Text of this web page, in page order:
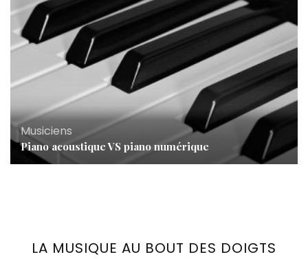
Musiciens
Piano acoustique VS piano numérique
LA MUSIQUE AU BOUT DES DOIGTS